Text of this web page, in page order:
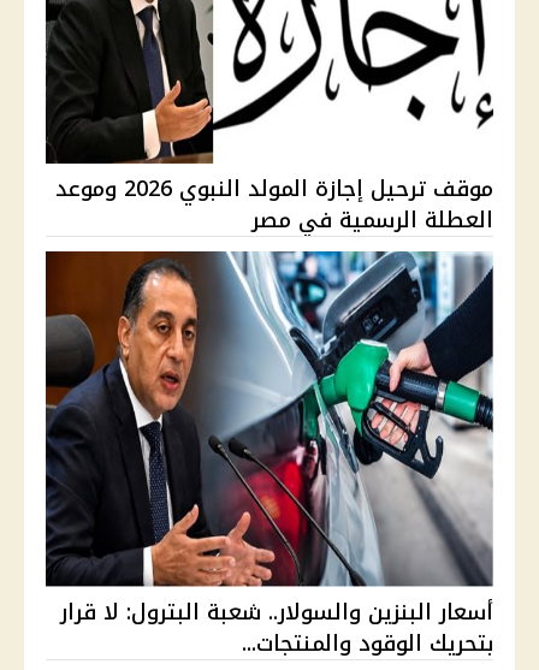
موقف ترحيل إجازة المولد النبوي 2026 وموعد
العطلة الرسمية في مصر
أسعار البنزين والسولار.. شعبة البترول: لا قرار
بتحريك الوقود والمنتجات...